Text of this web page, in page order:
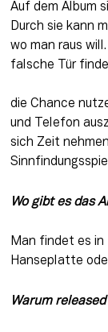
Auf dem Album
Durch sie kann
wo man raus
falsche Tür
die Chance
und Telefon
sich Zeit
Wo gibt es das
Man findet es in
Hanseplatte
Warum